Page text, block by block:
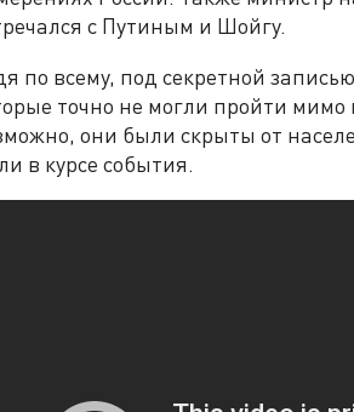
с Путиным и Шойгу.
по всему, под секретной
точно не могли пройти
они были скрыты от
в курсе события.